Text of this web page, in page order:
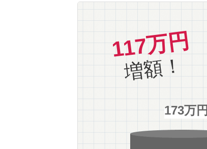
117万円
増額！
173万円